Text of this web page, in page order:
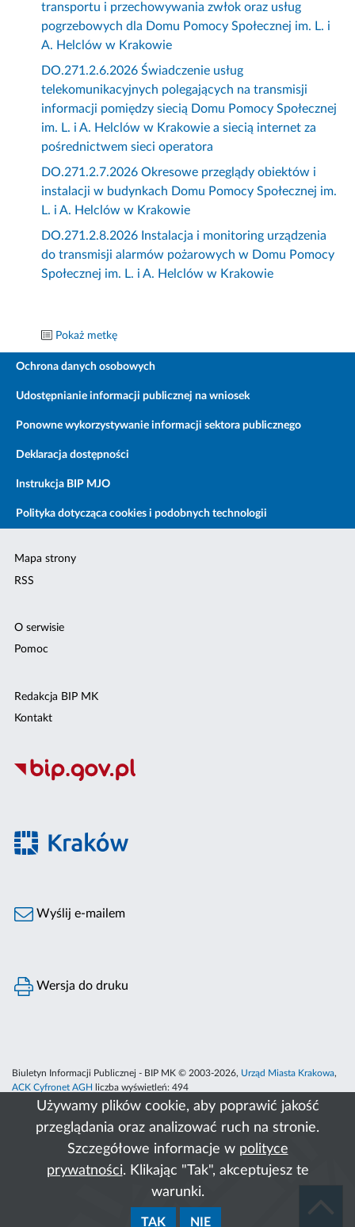
Używamy plików cookie, aby poprawić jakość
przeglądania oraz analizować ruch na stronie.
Szczegółowe informacje w polityce
prywatności. Klikając "Tak", akceptujesz te
warunki.
TAK NIE
transportu i przechowywania zwłok oraz usług
pogrzebowych dla Domu Pomocy Społecznej im. L. i
A. Helclów w Krakowie
DO.271.2.6.2026 Świadczenie usług
telekomunikacyjnych polegających na transmisji
informacji pomiędzy siecią Domu Pomocy Społecznej
im. L. i A. Helclów w Krakowie a siecią internet za
pośrednictwem sieci operatora
DO.271.2.7.2026 Okresowe przeglądy obiektów i
instalacji w budynkach Domu Pomocy Społecznej im.
L. i A. Helclów w Krakowie
DO.271.2.8.2026 Instalacja i monitoring urządzenia
do transmisji alarmów pożarowych w Domu Pomocy
Społecznej im. L. i A. Helclów w Krakowie
Pokaż metkę
Ochrona danych osobowych
Udostępnianie informacji publicznej na wniosek
Ponowne wykorzystywanie informacji sektora publicznego
Deklaracja dostępności
Instrukcja BIP MJO
Polityka dotycząca cookies i podobnych technologii
Mapa strony
RSS
O serwisie
Pomoc
Redakcja BIP MK
Kontakt
Wyślij e-mailem
Wersja do druku
Biuletyn Informacji Publicznej - BIP MK © 2003-2026, Urząd Miasta Krakowa,
ACK Cyfronet AGH
liczba wyświetleń: 494